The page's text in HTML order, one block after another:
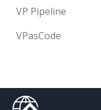
VP Pipeline
VPasCode